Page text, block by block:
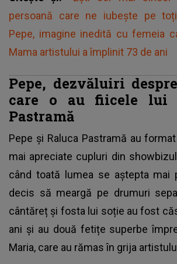
persoană care ne iubește pe
Pepe, imagine inedită cu femeia
Mama artistului a împlinit 73 de ani
Pepe, dezvăluiri
care o au fiicele lui
Pastramă
Pepe și Raluca Pastramă au
mai apreciate cupluri din
când toată lumea se aștepta mai
decis să meargă pe drumuri
cântăreț și fosta lui soție au fost
ani și au două fetițe superbe
Maria, care au rămas în grija